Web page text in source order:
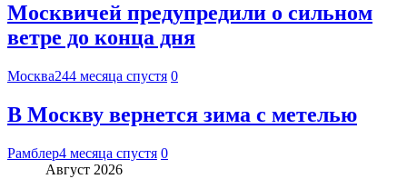
Москвичей предупредили о сильном
ветре до конца дня
Москва244 месяца спустя 0
В Москву вернется зима с метелью
Рамблер4 месяца спустя 0
Август 2026